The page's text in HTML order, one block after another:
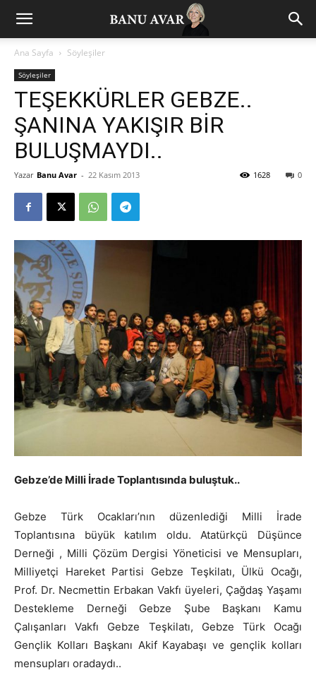
Ana Sayfa Söyleşiler
Söyleşiler
TEŞEKKÜRLER GEBZE..
ŞANINA YAKIŞIR BİR
BULUŞMAYDI..
Yazar Banu Avar - 22 Kasım 2013 0
1628
Gebze’de Milli İrade Toplantısında buluştuk..
Gebze Türk Ocakları’nın düzenlediği Milli İrade
Toplantısına büyük katılım oldu. Atatürkçü Düşünce
Derneği , Milli Çözüm Dergisi Yöneticisi ve Mensupları,
Milliyetçi Hareket Partisi Gebze Teşkilatı, Ülkü Ocağı,
Prof. Dr. Necmettin Erbakan Vakfı üyeleri, Çağdaş Yaşamı
Destekleme Derneği Gebze Şube Başkanı Kamu
Çalışanları Vakfı Gebze Teşkilatı, Gebze Türk Ocağı
Gençlik Kolları Başkanı Akif Kayabaşı ve gençlik kolları
mensupları oradaydı..